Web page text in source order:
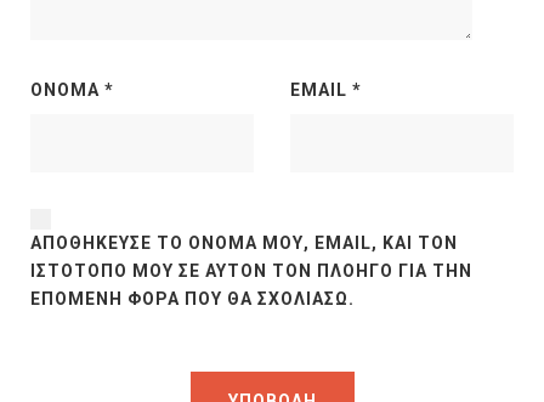
ΌΝΟΜΑ * EMAIL *
ΑΠΟΘΉΚΕΥΣΕ ΤΟ ΌΝΟΜΆ ΜΟΥ, EMAIL, ΚΑΙ ΤΟΝ
ΙΣΤΌΤΟΠΟ ΜΟΥ ΣΕ ΑΥΤΌΝ ΤΟΝ ΠΛΟΗΓΌ ΓΙΑ ΤΗΝ
ΕΠΌΜΕΝΗ ΦΟΡΆ ΠΟΥ ΘΑ ΣΧΟΛΙΆΣΩ.